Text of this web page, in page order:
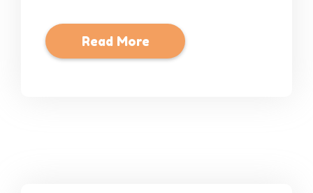
Read More